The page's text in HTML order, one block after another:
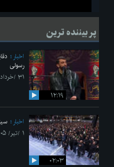
لحظاتی از قرائت زیارت اربعین
پر بیننده ترین
۱۲:۱۹
اخبار
رسولی
۳۱ /خرداد/ ۱۴۰۵
۰۲:۰۳
اخبار
۱ /تیر/ ۱۴۰۵